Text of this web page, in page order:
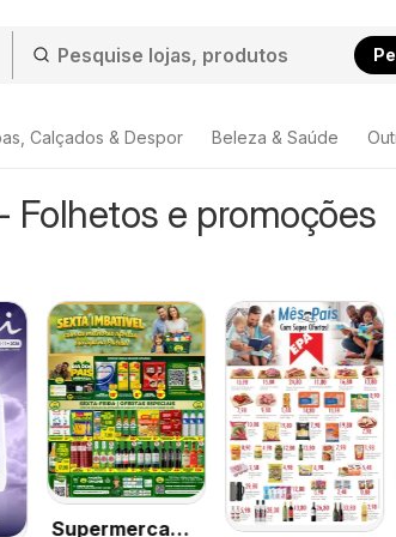
Calçados & Despor Beleza & Saúde
e promoções
Supermercado